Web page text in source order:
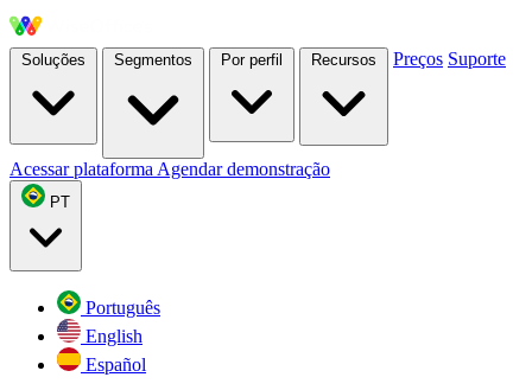
Soluções Segmentos Por perfil Recursos Preços Suporte
Acessar plataforma Agendar demonstração
PT
Português
English
Español